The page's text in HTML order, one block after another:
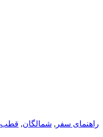
راهنمای سفر , شمالگان, قطب